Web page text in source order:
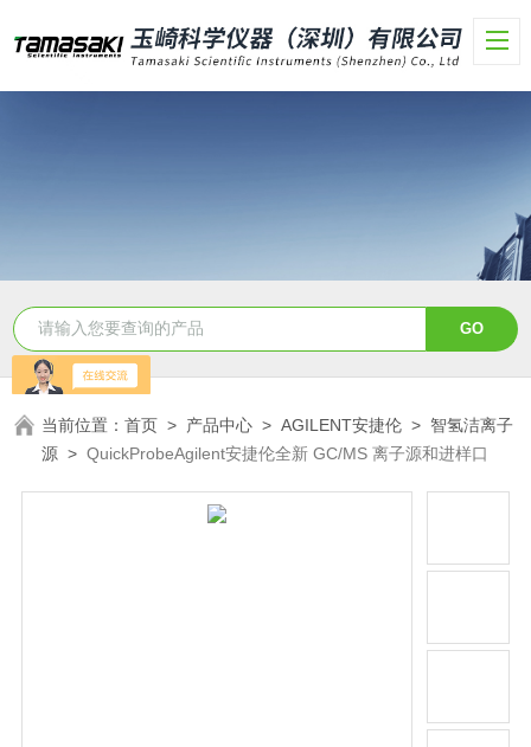
当前位置：首页 > 产品中心 >AGILENT安捷伦 > 智氢洁离子
源 >QuickProbeAgilent安捷伦全新 GC/MS 离子源和进样口